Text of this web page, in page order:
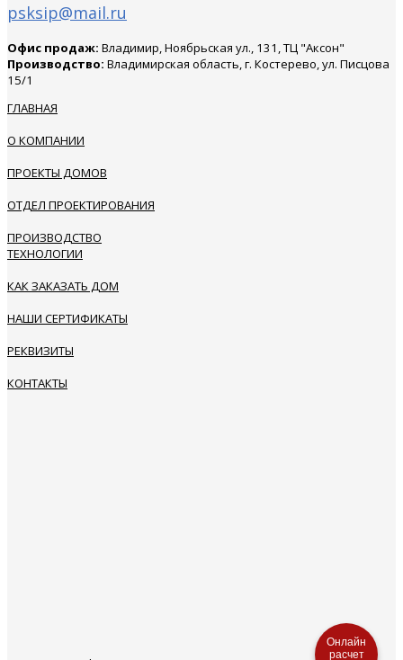
psksip@mail.ru
Офис продаж: Владимир, Ноябрьская ул., 131, ТЦ "Аксон"
Производство: Владимирская область, г. Костерево, ул. Писцова
15/1
ГЛАВНАЯ
О КОМПАНИИ
ПРОЕКТЫ ДОМОВ
ОТДЕЛ ПРОЕКТИРОВАНИЯ
ПРОИЗВОДСТВО
ТЕХНОЛОГИИ
КАК ЗАКАЗАТЬ ДОМ
НАШИ СЕРТИФИКАТЫ
РЕКВИЗИТЫ
КОНТАКТЫ
Онлайн
расчет